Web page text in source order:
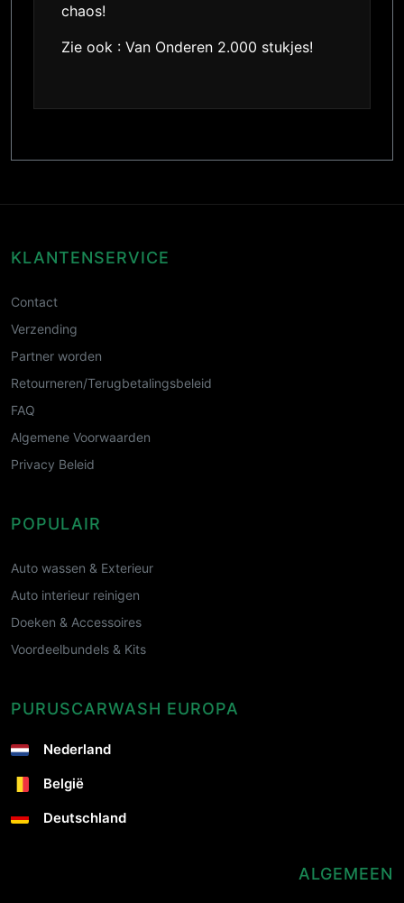
chaos!
Zie ook : Van Onderen 2.000 stukjes!
KLANTENSERVICE
Contact
Verzending
Partner worden
Retourneren/Terugbetalingsbeleid
FAQ
Algemene Voorwaarden
Privacy Beleid
POPULAIR
Auto wassen & Exterieur
Auto interieur reinigen
Doeken & Accessoires
Voordeelbundels & Kits
PURUSCARWASH EUROPA
Nederland
België
Deutschland
ALGEMEEN